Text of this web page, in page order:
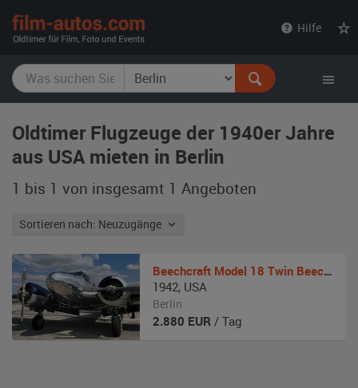
Hilfe
Oldtimer Flugzeuge der 1940er Jahre
aus USA mieten in Berlin
1 bis 1 von insgesamt 1 Angeboten
Sortieren nach: Neuzugänge
Beechcraft Model 18 Twin Beech / C-45H
1942, USA
Berlin
2.880 EUR / Tag